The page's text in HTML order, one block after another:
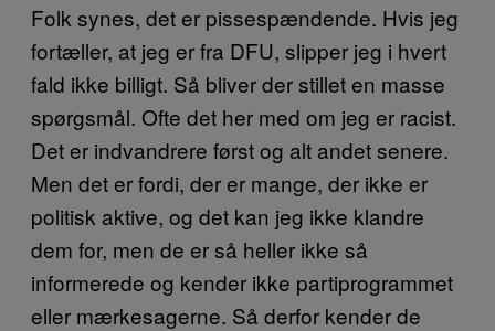
Folk synes, det er pissespændende. Hvis jeg
fortæller, at jeg er fra DFU, slipper jeg i hvert
fald ikke billigt. Så bliver der stillet en masse
spørgsmål. Ofte det her med om jeg er racist.
Det er indvandrere først og alt andet senere.
Men det er fordi, der er mange, der ikke er
politisk aktive, og det kan jeg ikke klandre
dem for, men de er så heller ikke så
informerede og kender ikke partiprogrammet
eller mærkesagerne. Så derfor kender de